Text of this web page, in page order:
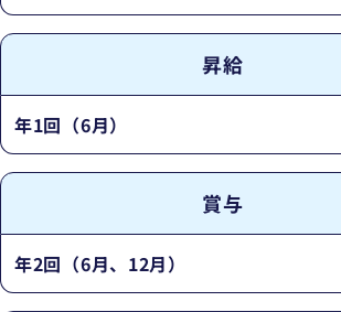
昇給
年1回（6月）
賞与
年2回（6月、12月）